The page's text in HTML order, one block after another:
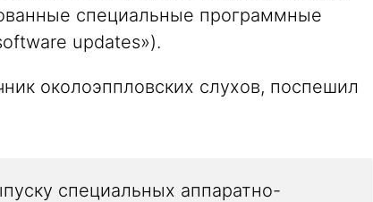
специальные программные
updates»).
околоэппловских слухов, поспешил
специальных аппаратно-